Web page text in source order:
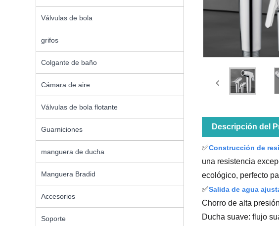
Válvulas de bola
grifos
Colgante de baño
Cámara de aire
Válvulas de bola flotante
Guarniciones
manguera de ducha
Manguera Bradid
Accesorios
Soporte
Descripción del
✅Construcción de
una resistencia
ecológico, perfecto
✅Salida de agua
Chorro de alta
Ducha suave: flujo